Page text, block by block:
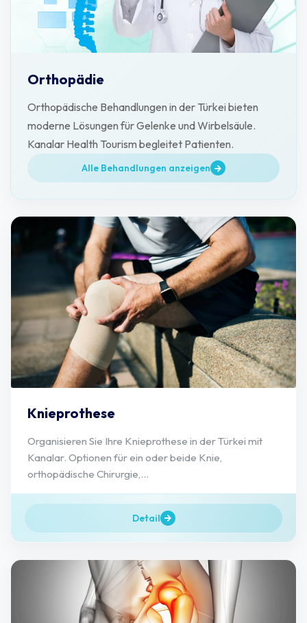
Orthopädie
Orthopädische Behandlungen in der Türkei bieten
moderne Lösungen für Gelenke und Wirbelsäule.
Kanalar Health Tourism begleitet Patienten.
Alle Behandlungen anzeigen
Knieprothese
Organisieren Sie Ihre Knieprothese in der Türkei mit
Kanalar. Optionen für ein oder beide Knie,
orthopädische Chirurgie,...
Detail